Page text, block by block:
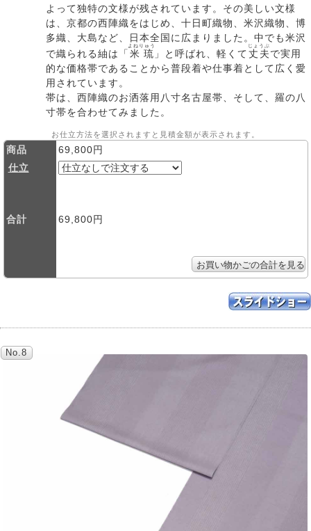
よって独特の文様が残されています。その美しい文様
は、京都の西陣織をはじめ、十日町織物、米沢織物、博
多織、大島など、日本全国に広まりました。中でも米沢
で織られる紬は「 米琉
よねりゅう
」と呼ばれ、軽くて丈夫
じょうぶ
で実用
的な価格帯であることから普段着や仕事着として広く愛
用されています。
帯は、西陣織のお洒落用八寸名古屋帯、そして、羅の八
寸帯を合わせてみました。
お仕立方法を選択されますと見積金額が表示されます。
商品
69,800円
仕立
合計 69,800円
No.8